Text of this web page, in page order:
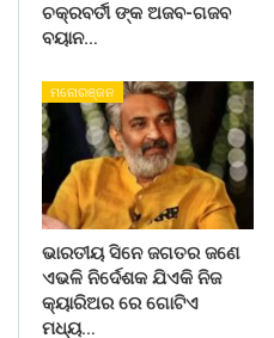
ଚକ୍ରବର୍ତୀ ଙ୍କ ଅଜବ-ଗଜବ
ବୟାନ…
ମନୋରଞ୍ଜନ
ଭାରତୀୟ ସିନେ ଜଗତର ଜଣେ
ଏଭଳି ନିର୍ଦେଶକ ଯିଏକି ନିଜ
କ୍ୟାରିଅର ରେ ଗୋଟିଏ
ମଧ୍ୟ…